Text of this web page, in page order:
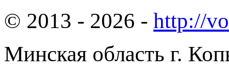
© 2013 - 2026 - http://
Минская область г.